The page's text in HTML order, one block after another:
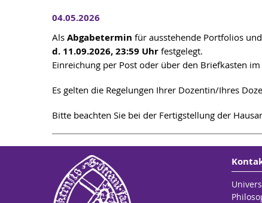
04.05.2026
Als Abgabetermin für ausstehende Portfolios
d. 11.09.2026, 23:59 Uhr festgelegt.
Einreichung per Post oder über den Briefkasten
Es gelten die Regelungen Ihrer Dozentin/Ihres
Bitte beachten Sie bei der Fertigstellung der